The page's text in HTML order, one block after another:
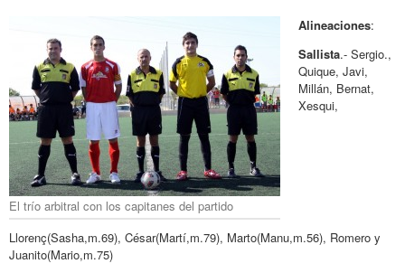
El trío arbitral con los capitanes del partido
Alineaciones:
Sallista.- Sergio.,
Quique, Javi,
Millán, Bernat,
Xesqui,
Llorenç(Sasha,m.69), César(Martí,m.79), Marto(Manu,m.56), Romero y
Juanito(Mario,m.75)